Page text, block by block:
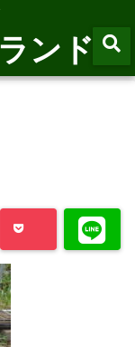
ンド